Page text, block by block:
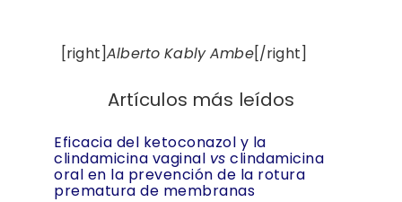
[right]Alberto Kably Ambe[/right]
Artículos más leídos
Eficacia del ketoconazol y la
clindamicina vaginal vs clindamicina
oral en la prevención de la rotura
prematura de membranas